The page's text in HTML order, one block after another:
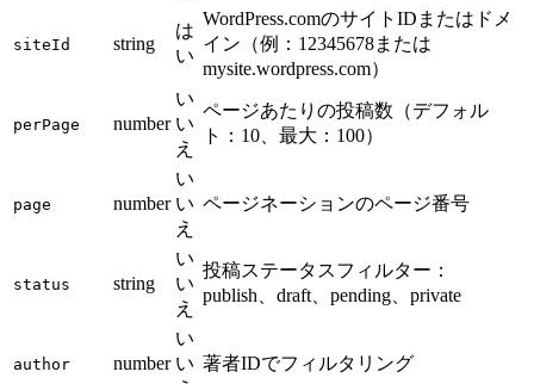
siteId string
は
い
WordPress.comのサイトIDまたはドメ
イン（例：12345678または
mysite.wordpress.com）
perPage number
い
い
え
ページあたりの投稿数（デフォル
ト：10、最大：100）
page number
い
い
え
ページネーションのページ番号
status string
い
い
え
投稿ステータスフィルター：
publish、draft、pending、private
author number
い
い 著者IDでフィルタリング